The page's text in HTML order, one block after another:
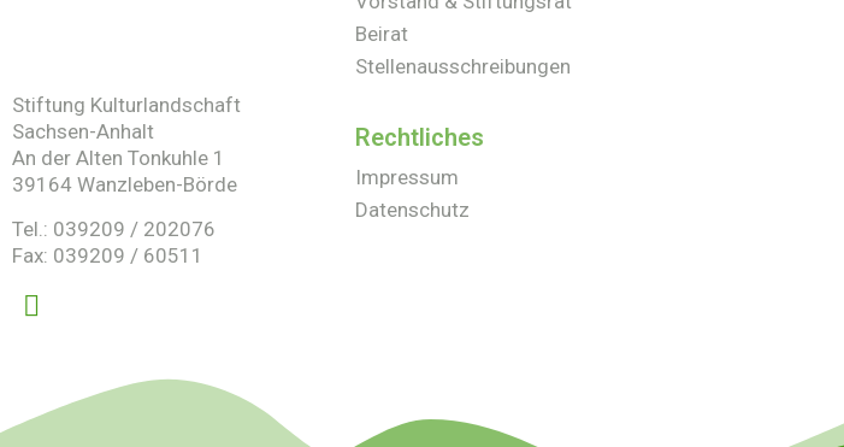
Stiftung Kulturlandschaft
Sachsen-Anhalt
An der Alten Tonkuhle 1
39164 Wanzleben-Börde
Tel.: 039209 / 202076
Fax: 039209 / 60511
Beirat
Stellenausschreibungen
Rechtliches
Impressum
Datenschutz